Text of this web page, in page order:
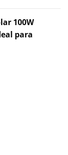
100W
para